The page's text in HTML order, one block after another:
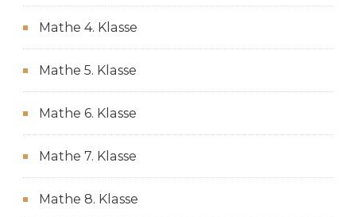
Mathe 4. Klasse
Mathe 5. Klasse
Mathe 6. Klasse
Mathe 7. Klasse
Mathe 8. Klasse